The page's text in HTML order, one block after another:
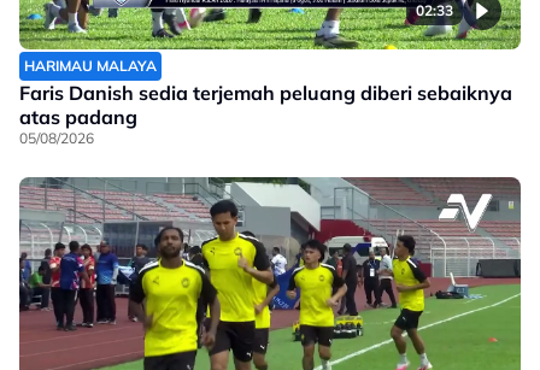
02:33
HARIMAU MALAYA
Faris Danish sedia terjemah peluang diberi sebaiknya
atas padang
05/08/2026